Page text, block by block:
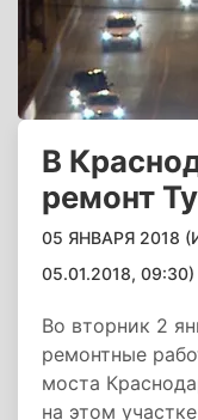
В
ремонт
05 ЯНВАРЯ 2018
05.01.2018, 09:30)
Во вторник 2
ремонтные
моста
на этом